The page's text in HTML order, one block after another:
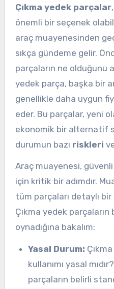
Çıkma yedek parçalar
önemli bir seçenek
araç muayenesinden
sıkça gündeme gelir.
parçaların ne olduğunu
yedek parça, başka bir
genellikle daha uygun
eder. Bu parçalar, yeni
ekonomik bir alternatif
durumun bazı riskleri
Araç muayenesi,
için kritik bir adımdır.
tüm parçaları detaylı
Çıkma yedek
oynadığına bakalım:
Yasal Durum:
kullanımı yasal
parçaların belirli